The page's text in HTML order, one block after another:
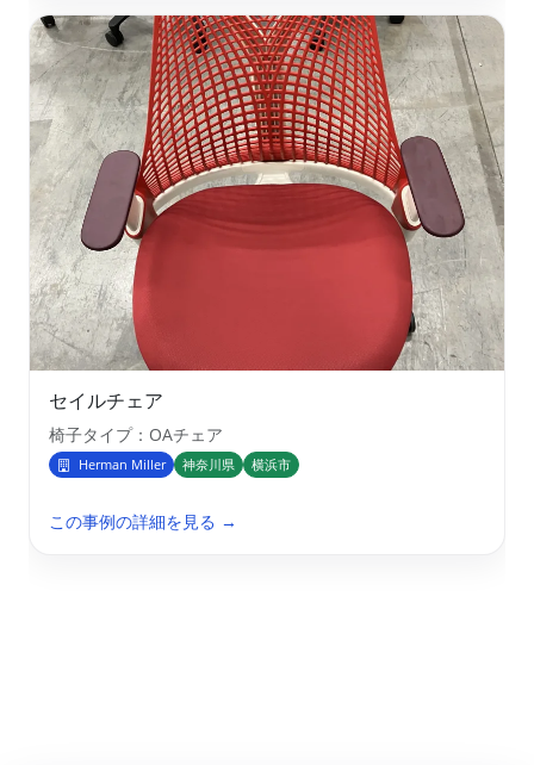
セイルチェア
椅子タイプ：OAチェア
Herman Miller 神奈川県 横浜市
この事例の詳細を見る →